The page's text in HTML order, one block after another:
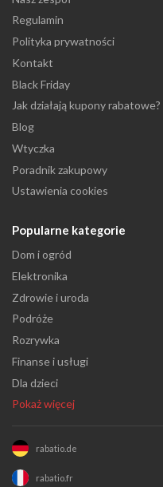
Regulamin
Polityka prywatności
Kontakt
Black Friday
Jak działają kupony rabatowe?
Blog
Wtyczka
Poradnik zakupowy
Ustawienia cookies
Popularne kategorie
Dom i ogród
Elektronika
Zdrowie i uroda
Podróże
Rozrywka
Finanse i usługi
Dla dzieci
Pokaż więcej
rabatio.de
rabatio.fr